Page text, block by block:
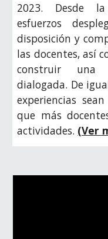
2023. Desde la
esfuerzos
disposición y
las docentes, así
construir una
dialogada. De
experiencias
que más
actividades. (Ver